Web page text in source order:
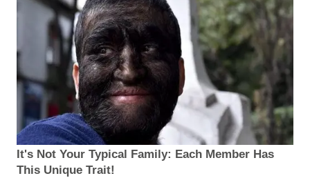
It's Not Your Typical Family: Each Member Has
This Unique Trait!